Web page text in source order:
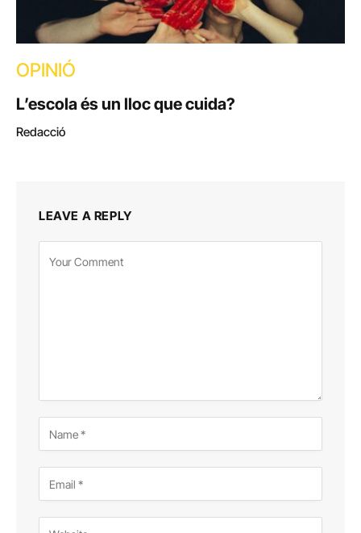
OPINIÓ
L’escola és un lloc que cuida?
Redacció
LEAVE A REPLY